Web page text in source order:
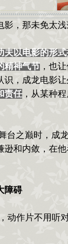
，那未免太浅
夫以电影的形
精神气节 ，也
识，成龙电影
责任 ，从某种
之巅时，成
逊和内敛，在
障碍
动作片不用听